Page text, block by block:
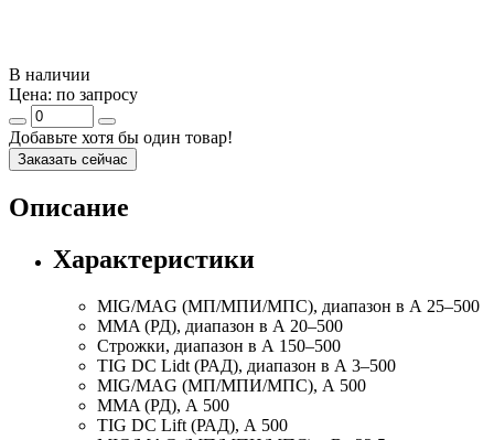
В наличии
Цена: по запросу
Добавьте хотя бы один товар!
Заказать сейчас
Описание
Характеристики
MIG/MAG (МП/МПИ/МПС), диапазон в А 25–500
MMA (РД), диапазон в А 20–500
Строжки, диапазон в А 150–500
TIG DC Lidt (РАД), диапазон в А 3–500
MIG/MAG (МП/МПИ/МПС), А 500
MMA (РД), А 500
TIG DC Lift (РАД), А 500